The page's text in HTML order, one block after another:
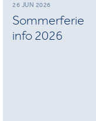
26 JUN 2026
Sommerferie
info 2026